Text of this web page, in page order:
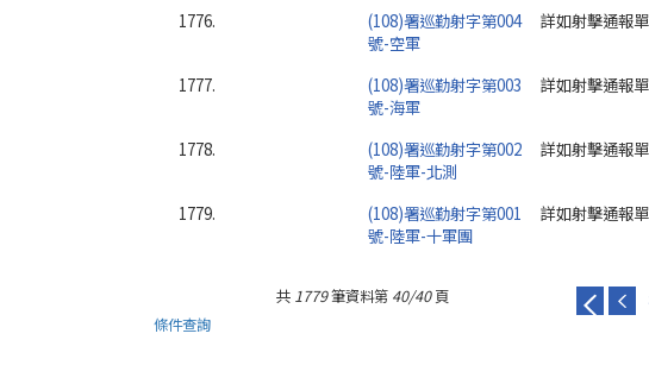
1776.
(108)署巡勤射字第004
號-空軍
詳如射擊通報單
1777.
(108)署巡勤射字第003
號-海軍
詳如射擊通報單
1778.
(108)署巡勤射字第002
號-陸軍-北測
詳如射擊通報單
1779.
(108)署巡勤射字第001
號-陸軍-十軍團
詳如射擊通報單
共 1779筆資料第 40/40頁
條件查詢